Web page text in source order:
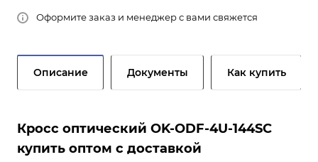
Оформите заказ и менеджер с вами свяжется
Описание Документы Как купить
Кросс оптический OK-ODF-4U-144SC
купить оптом с доставкой